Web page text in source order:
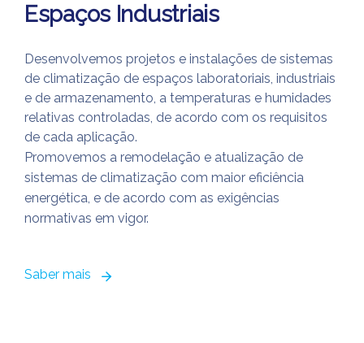
Espaços Industriais
Desenvolvemos projetos e instalações de sistemas
de climatização de espaços laboratoriais, industriais
e de armazenamento, a temperaturas e humidades
relativas controladas, de acordo com os requisitos
de cada aplicação.
Promovemos a remodelação e atualização de
sistemas de climatização com maior eficiência
energética, e de acordo com as exigências
normativas em vigor.
Saber mais